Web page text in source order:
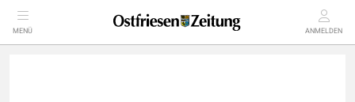
MENÜ ANMELDEN